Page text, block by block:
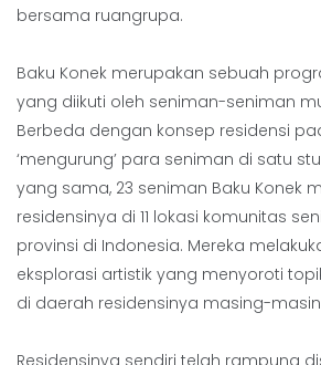
bersama ruangrupa.
Baku Konek merupakan sebuah
yang diikuti oleh seniman-seniman
Berbeda dengan konsep residensi
‘mengurung’ para seniman di satu
yang sama, 23 seniman Baku Konek
residensinya di 11 lokasi komunitas
provinsi di Indonesia. Mereka
eksplorasi artistik yang menyoroti
di daerah residensinya masing-